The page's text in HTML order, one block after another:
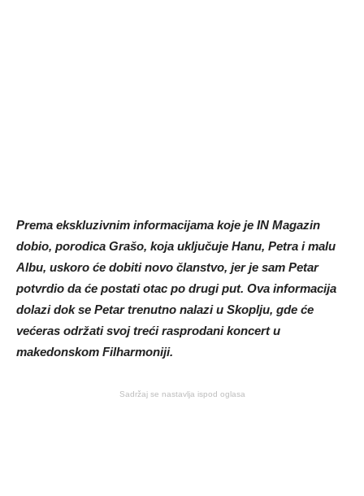
Prema ekskluzivnim informacijama koje je IN Magazin
dobio, porodica Grašo, koja uključuje Hanu, Petra i malu
Albu, uskoro će dobiti novo članstvo, jer je sam Petar
potvrdio da će postati otac po drugi put. Ova informacija
dolazi dok se Petar trenutno nalazi u Skoplju, gde će
većeras održati svoj treći rasprodani koncert u
makedonskom Filharmoniji.
Sadržaj se nastavlja ispod oglasa